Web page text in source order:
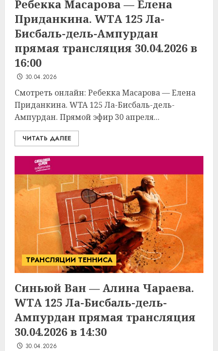
Ребекка Масарова — Елена
Приданкина. WTA 125 Ла-
Бисбаль-дель-Ампурдан
прямая трансляция 30.04.2026 в
16:00
30.04.2026
Смотреть онлайн: Ребекка Масарова — Елена
Приданкина. WTA 125 Ла-Бисбаль-дель-
Ампурдан. Прямой эфир 30 апреля...
ЧИТАТЬ ДАЛЕЕ
ТРАНСЛЯЦИИ ТЕННИСА
Синьюй Ван — Алина Чараева.
WTA 125 Ла-Бисбаль-дель-
Ампурдан прямая трансляция
30.04.2026 в 14:30
30.04.2026